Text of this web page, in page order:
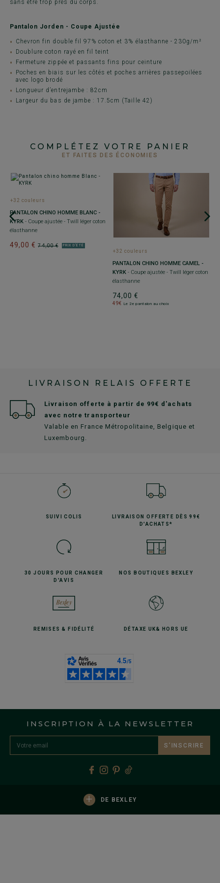
sans être trop près du corps.
Pantalon Jorden - Coupe Ajustée
Chevron fin double fil 97% coton et 3% élasthanne - 230g/m²
Doublure coton rayé en fil teint
Fermeture zippée et passants fins pour ceinture
Poches en biais sur les côtés et poches arrières passepoilées
avec logo brodé
Longueur d’entrejambe : 82cm
Largeur du bas de jambe : 17.5cm (Taille 42)
COMPLÉTEZ VOTRE PANIER
ET FAITES DES ÉCONOMIES
+32 couleurs
PANTALON CHINO HOMME BLANC -
KYRK - Coupe ajustée - Twill léger coton
élasthanne
74,00 €
49,00 € PRIX D'ÉTÉ
+32 couleurs
PANTALON CHINO HOMME CAMEL -
KYRK - Coupe ajustée - Twill léger coton
élasthanne
74,00 €
49€ Le 2e pantalon au choix
LIVRAISON RELAIS OFFERTE
Livraison offerte à partir de 99€ d'achats
avec notre transporteur
Valable en France Métropolitaine, Belgique et
Luxembourg.
SUIVICOLIS LIVRAISON OFFERTE
DÈS 99€
D'ACHATS*
30 JOURS POURCHANGER
D'AVIS
NOS BOUTIQUES BEXLEY
REMISES& FIDÉLITÉ DÉTAXE UK& HORS UE
INSCRIPTION À LA NEWSLETTER
S’INSCRIRE
+ DE BEXLEY